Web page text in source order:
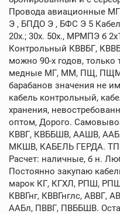
Провода авиационные
Э , БПДО Э , БФС Э 5
20х.; 30х. 50х., МРМПЭ б
Контрольный КВВБГ,
можно 90-х годов, только
медные МГ, ММ, ПЩ,
барабанов значения не
кабель контрольный,
хранения,
оптом, Дорого.
КВВГ, КВББШВ, ААШВ,
МКШВ, КАБЕЛЬ ГЕРДА.
Расчет: наличные, б н.
Постоянно закупаю
марок КГ, КГХЛ, РПШ,
КВВГнг, КВВГнглс, АВВГ,
ААБл, ПВВГ, ПВББШВ.